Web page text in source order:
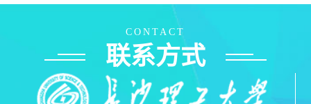
CONTACT
联系方式